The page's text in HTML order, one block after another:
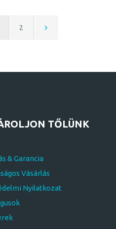
2
TŐLÜNK
& Garancia
Vásárlás
Nyilatkozat